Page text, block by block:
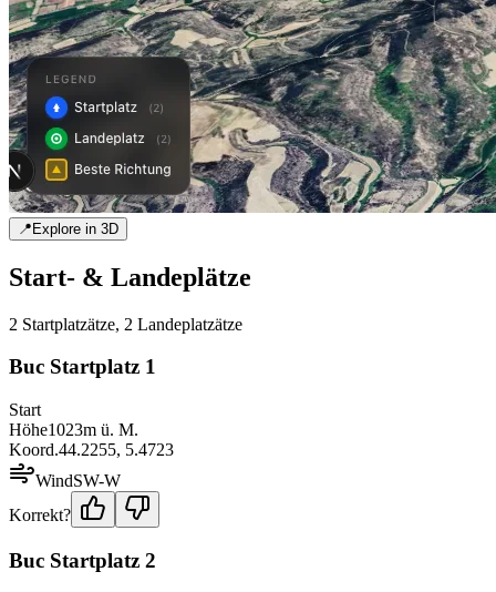
📍Explore in 3D
Start- & Landeplätze
2 Startplatzätze, 2 Landeplatzätze
Buc Startplatz 1
Start
Höhe1023m ü. M.
Koord.44.2255, 5.4723
WindSW-W
Korrekt?
Buc Startplatz 2